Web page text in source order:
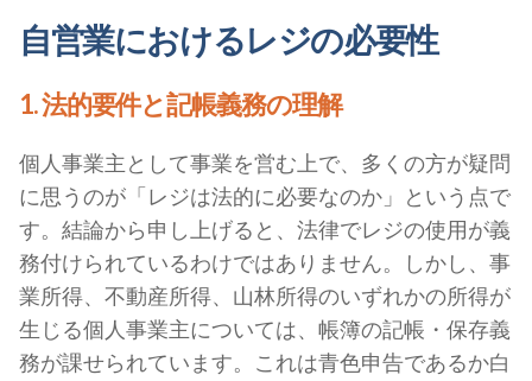
自営業におけるレジの必要性
1. 法的要件と記帳義務の理解
個人事業主として事業を営む上で、多くの方が疑問
に思うのが「レジは法的に必要なのか」という点で
す。結論から申し上げると、法律でレジの使用が義
務付けられているわけではありません。しかし、事
業所得、不動産所得、山林所得のいずれかの所得が
生じる個人事業主については、帳簿の記帳・保存義
務が課せられています。これは青色申告であるか白